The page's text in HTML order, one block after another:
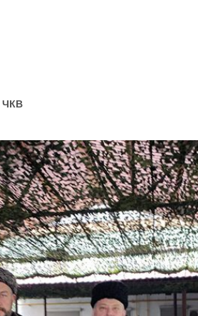
ЧКВ